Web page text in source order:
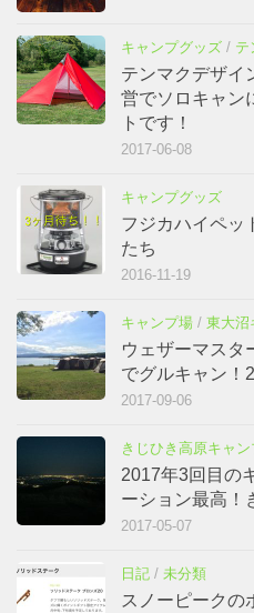
キャンプグッズ / テ
テンマクデザイ
営でソロキャン
トです！
2017-06-08
キャンプグッズ
フジカハイペッ
たち
2016-11-19
キャンプ場 / 東大沼
ウェザーマスタ
でグルキャン！
2017-09-06
きじひき高原キャ
2017年3回目の
ーション最高！
2017-05-07
日記 / 未分類
スノーピークの